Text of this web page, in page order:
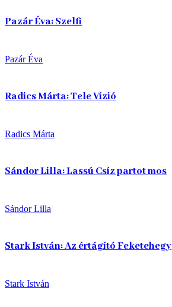
Pazár Éva: Szelfi
Pazár Éva
Radics Márta: Tele Vízió
Radics Márta
Sándor Lilla: Lassú Csíz partot mos
Sándor Lilla
Stark István: Az értágító Feketehegy
Stark István